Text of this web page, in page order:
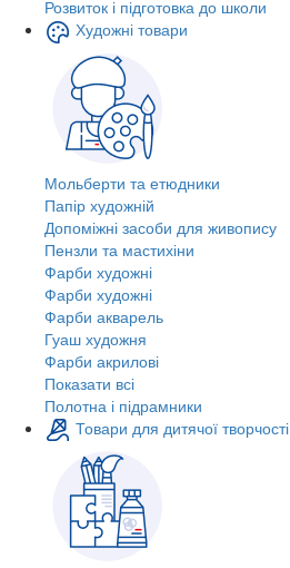
Розвиток і підготовка до школи
Художні товари
Мольберти та етюдники
Папір художній
Допоміжні засоби для живопису
Пензли та мастихіни
Фарби художні
Фарби художні
Фарби акварель
Гуаш художня
Фарби акрилові
Показати всі
Полотна і підрамники
Товари для дитячої творчості